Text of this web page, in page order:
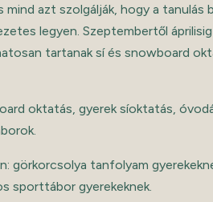
mind azt szolgálják, hogy a tanulás
legyen. Szeptembertől
tartanak sí és snowboard
oktatás, gyerek síoktatás,
görkorcsolya tanfolyam
sporttábor gyerekeknek.